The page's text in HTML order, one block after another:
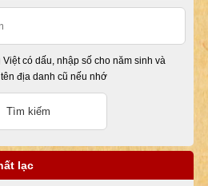
có dấu, nhập số cho năm sinh và
địa danh cũ nếu nhớ
lạc